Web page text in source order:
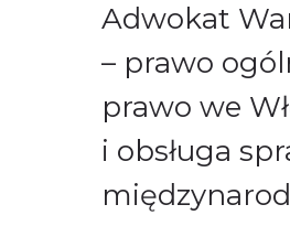
Adwokat
– prawo
prawo we
i obsługa